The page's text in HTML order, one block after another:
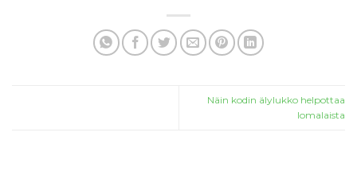
Näin kodin älylukko helpottaa
lomalaista